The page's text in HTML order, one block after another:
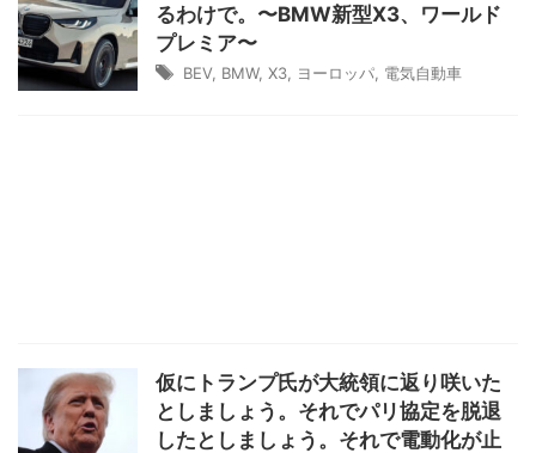
るわけで。〜BMW新型X3、ワールド
プレミア〜
BEV, BMW, X3 ヨーロッパ 電気自動車
仮にトランプ氏が大統領に返り咲いた
としましょう。それでパリ協定を脱退
したとしましょう。それで電動化が止